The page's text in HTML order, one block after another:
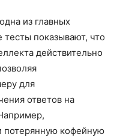
из главных
показывают, что
действительно
для
ответов на
потерянную кофейную